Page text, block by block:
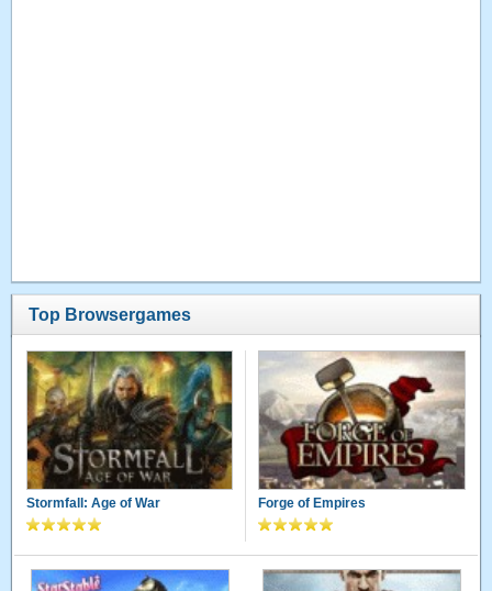
Top Browsergames
Stormfall: Age of War Forge of Empires